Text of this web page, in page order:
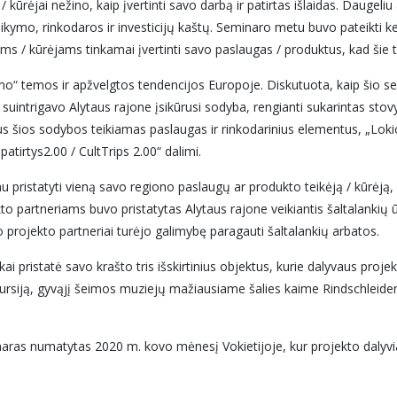
nežino, kaip įvertinti savo darbą ir patirtas išlaidas.
rinkodaros ir investicijų kaštų. Seminaro metu buvo pateikti
/ kūrėjams tinkamai įvertinti savo paslaugas / produktus, kad šie
temos ir apžvelgtos tendencijos Europoje. Diskutuota, kaip šio
Alytaus rajone įsikūrusi sodyba, rengianti sukarintas
šios sodybos teikiamas paslaugas ir rinkodarinius elementus,
/ CultTrips 2.00“ dalimi.
pristatyti vieną savo regiono paslaugų ar produkto teikėją /
partneriams buvo pristatytas Alytaus rajone veikiantis šaltalankių
partneriai turėjo galimybę paragauti šaltalankių arbatos.
pristatė savo krašto tris išskirtinius objektus, kurie dalyvaus
gyvąjį šeimos muziejų mažiausiame šalies kaime
numatytas 2020 m. kovo mėnesį Vokietijoje, kur projekto